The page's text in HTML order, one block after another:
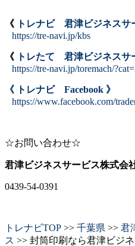
《 トレナビ 君津ビジネスサ
https://tre-navi.jp/kbs
《 トレたて 君津ビジネスサ
https://tre-navi.jp/toremach/
《 トレナビ Facebook 》
https://www.facebook.com/
☆お問い合わせ☆
君津ビジネスサービス株式会
0439-54-0391
トレナビTOP >> 千葉県 >> 君
ス >> 封筒印刷なら君津ビジ